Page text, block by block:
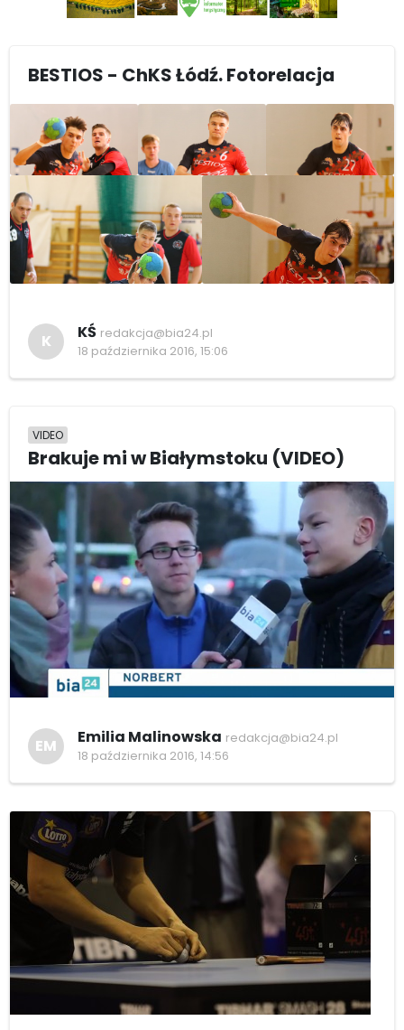
BESTIOS - ChKS Łódź. Fotorelacja
K KŚ redakcja@bia24.pl
18 października 2016, 15:06
VIDEO
Brakuje mi w Białymstoku (VIDEO)
EM Emilia Malinowska redakcja@bia24.pl
18 października 2016, 14:56